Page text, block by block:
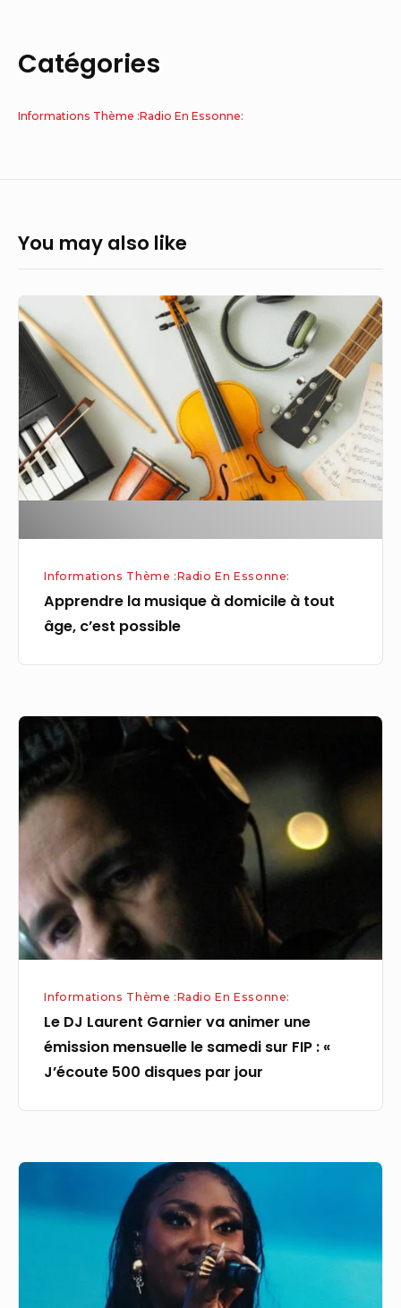
Catégories
Informations Thème :Radio En Essonne:
You may also like
Apprendre
la
musique
à
domicile
à
tout
âge,
Informations Thème :Radio En Essonne:
Apprendre la musique à domicile à tout
âge, c’est possible
Le
DJ
Laurent
Garnier
va
animer
une
émission
mensuelle
le
jour
Informations Thème :Radio En Essonne:
Le DJ Laurent Garnier va animer une
émission mensuelle le samedi sur FIP : «
J’écoute 500 disques par jour
Aya